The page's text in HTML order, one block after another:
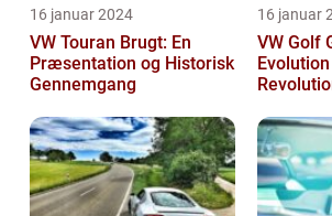
16 januar 2024
VW Touran Brugt: En
Præsentation og Historisk
Gennemgang
16 januar
VW Golf